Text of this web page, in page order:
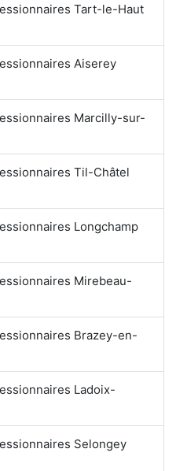
Tart-le-Haut
Aiserey
Marcilly-sur-
Til-Châtel
Longchamp
Mirebeau-
Brazey-en-
Ladoix-
Selongey